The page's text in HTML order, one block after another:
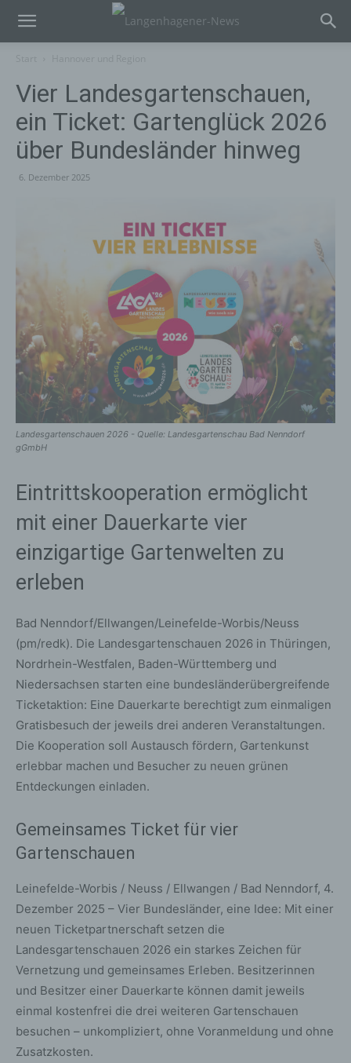
Vier Landesgartenschauen,
ein Ticket: Gartenglück 2026
über Bundesländer hinweg
6. Dezember 2025
Landesgartenschauen 2026 - Quelle: Landesgartenschau Bad Nenndorf
gGmbH
Eintrittskooperation ermöglicht
mit einer Dauerkarte vier
einzigartige Gartenwelten zu
erleben
Bad Nenndorf/Ellwangen/Leinefelde-Worbis/Neuss
(pm/redk). Die Landesgartenschauen 2026 in Thüringen,
Nordrhein-Westfalen, Baden-Württemberg und
Niedersachsen starten eine bundesländerübergreifende
Ticketaktion: Eine Dauerkarte berechtigt zum einmaligen
Gratisbesuch der jeweils drei anderen Veranstaltungen.
Die Kooperation soll Austausch fördern, Gartenkunst
erlebbar machen und Besucher zu neuen grünen
Entdeckungen einladen.
Gemeinsames Ticket für vier
Gartenschauen
Leinefelde-Worbis / Neuss / Ellwangen / Bad Nenndorf, 4.
Dezember 2025 – Vier Bundesländer, eine Idee: Mit einer
neuen Ticketpartnerschaft setzen die
Landesgartenschauen 2026 ein starkes Zeichen für
Vernetzung und gemeinsames Erleben. Besitzerinnen
und Besitzer einer Dauerkarte können damit jeweils
einmal kostenfrei die drei weiteren Gartenschauen
besuchen – unkompliziert, ohne Voranmeldung und ohne
Zusatzkosten.